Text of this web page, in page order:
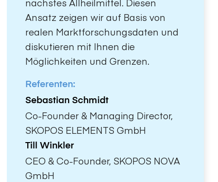
Ansatz zeigen wir auf Basis von
realen Marktforschungsdaten und
diskutieren mit Ihnen die
Möglichkeiten und Grenzen.
Referenten:
Sebastian Schmidt
Co-Founder & Managing Director,
SKOPOS ELEMENTS GmbH
Till Winkler
CEO & Co-Founder, SKOPOS NOVA
GmbH